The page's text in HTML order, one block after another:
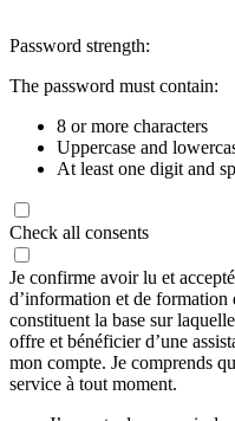
Password strength:
The password must contain:
8 or more characters
Uppercase and
At least one digit and
Check all consents
Je confirme avoir lu et
d’information et de
constituent la base sur
offre et bénéficier d’une
mon compte. Je comprends
service à tout moment.